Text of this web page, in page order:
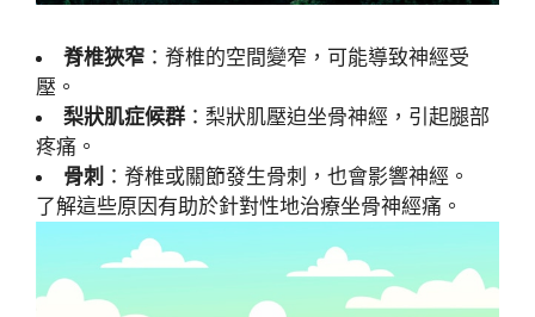
脊椎狹窄 ：脊椎的空間變窄，可能導致神經受
壓。
梨狀肌症候群 ：梨狀肌壓迫坐骨神經，引起腿部
疼痛。
骨刺 ：脊椎或關節發生骨刺，也會影響神經。
了解這些原因有助於針對性地治療坐骨神經痛。